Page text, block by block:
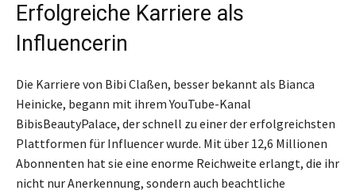
Erfolgreiche Karriere als
Influencerin
Die Karriere von Bibi Claßen, besser bekannt als Bianca
Heinicke, begann mit ihrem YouTube-Kanal
BibisBeautyPalace, der schnell zu einer der erfolgreichsten
Plattformen für Influencer wurde. Mit über 12,6 Millionen
Abonnenten hat sie eine enorme Reichweite erlangt, die ihr
nicht nur Anerkennung, sondern auch beachtliche